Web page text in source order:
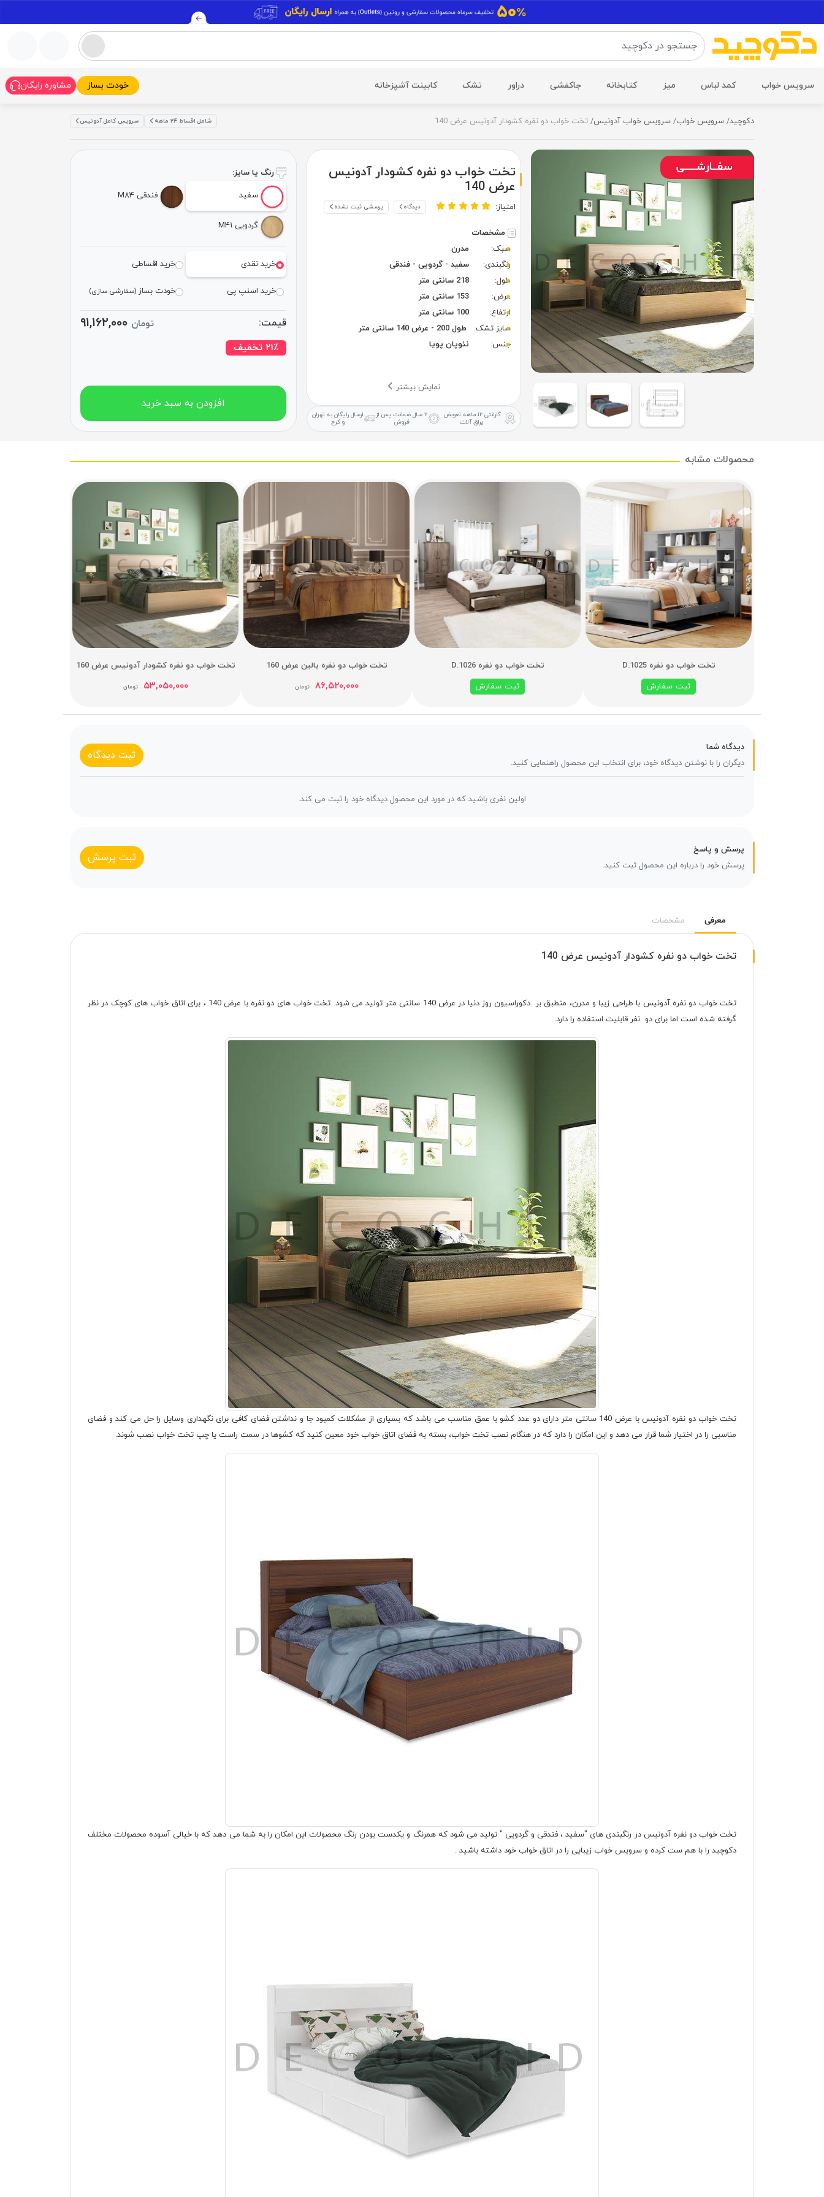
سرویس خواب کمد لباس میز کتابخانه جاکفشی دراور تشک کابینت آشپزخانه خودت بساز مشاوره رایگان
دکوچید سرویس خواب سرویس خواب آدونیس تخت خواب دو نفره کشودار آدونیس عرض 140 شامل اقساط ۲۴ ماهه سرویس کامل آدونیس
تخت خواب دو نفره کشودار آدونیس
عرض 140
امتیاز: دیدگاه پرسشی ثبت نشده
مشخصات
سبک:
مدرن
رنگبندی:
سفید - گردویی - فندقی
طول:
218 سانتی متر
عرض:
153 سانتی متر
ارتفاع:
100 سانتی متر
سایز تشک:
طول 200 - عرض 140 سانتی متر
جنس:
نئوپان پویا
نمایش بیشتر
گارانتی ۱۲ ماهه
تعویض
یراق آلات
۲ سال ضمانت
پس از
فروش
ارسال رایگان به تهران
و کرج
رنگ یا سایز:
سفید فندقی M۸۴
گردویی M۴۱
خرید نقدی خرید اقساطی
خرید اسنپ پی خودت بساز(سفارشی سازی)
قیمت: تومان ۹۱,۱۶۲,۰۰۰
۲۱٪ تخفیف
افزودن به سبد خرید
محصولات مشابه
تخت خواب دو نفره D.1025
ثبت سفارش
تخت خواب دو نفره D.1026
ثبت سفارش
تخت خواب دو نفره بالین عرض 160
۸۶,۵۲۰,۰۰۰ تومان
تخت خواب دو نفره کشودار آدونیس عرض 160
۵۳,۰۵۰,۰۰۰ تومان
دیدگاه شما
دیگران را با نوشتن دیدگاه خود، برای انتخاب این محصول راهنمایی کنید.
ثبت دیدگاه
اولین نفری باشید که در مورد این محصول دیدگاه خود را ثبت می کند.
پرسش و پاسخ
پرسش خود را درباره این محصول ثبت کنید.
ثبت پرسش
معرفی مشخصات
تخت خواب دو نفره کشودار آدونیس عرض 140
تخت خواب دو نفره آدونیس با طراحی زیبا و مدرن، منطبق بر دکوراسیون روز دنیا در عرض 140 سانتی متر تولید می شود. تخت خواب های دو نفره با عرض 140 ، برای اتاق خواب های کوچک در نظر
گرفته شده است اما برای دو نفر قابلیت استفاده را دارد.
تخت خواب دو نفره آدونیس با عرض 140 سانتی متر دارای دو عدد کشو با عمق مناسب می باشد که بسیاری از مشکلات کمبود جا و نداشتن فضای کافی برای نگهداری وسایل را حل می کند و فضای
مناسبی را در اختیار شما قرار می دهد و این امکان را دارد که در هنگام نصب تخت خواب، بسته به فضای اتاق خواب خود معین کنید که کشوها در سمت راست یا چپ تخت خواب نصب شوند.
تخت خواب دو نفره آدونیس در رنگبندی های "سفید ، فندقی و گردویی " تولید می شود که همرنگ و یکدست بودن رنگ محصولات این امکان را به شما می دهد که با خیالی آسوده محصولات مختلف
دکوچید را با هم ست کرده و سرویس خواب زیبایی را در اتاق خواب خود داشته باشید .